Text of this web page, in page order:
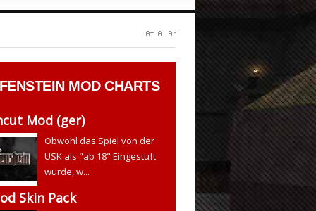
MOD CHARTS
Mod (ger)
Obwohl das Spiel von der
USK als "ab 18" Eingestuft
wurde, w...
Skin Pack